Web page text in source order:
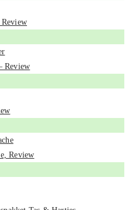
Review
Review